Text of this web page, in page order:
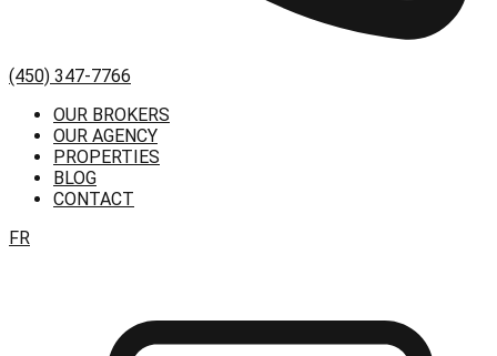
(450) 347-7766
OUR BROKERS
OUR AGENCY
PROPERTIES
BLOG
CONTACT
FR